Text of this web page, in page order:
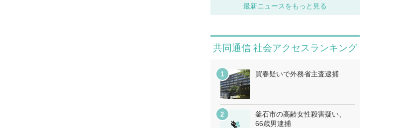
最新ニュースをもっと見る
共同通信 社会アクセスランキング
買春疑いで外務省主査逮捕
釜石市の高齢女性殺害疑い、
66歳男逮捕